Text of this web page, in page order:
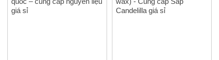
giá sỉ
Candelilla giá sỉ